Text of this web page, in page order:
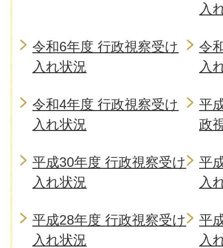
入
令和6年度 行政視察受け
入れ状況
令
入
令和4年度 行政視察受け
入れ状況
平
政
平成30年度 行政視察受け
入れ状況
平
入
平成28年度 行政視察受け
入れ状況
平
入